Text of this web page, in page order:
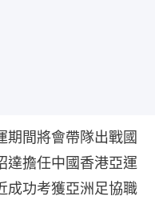
期間將會帶隊出戰國
達擔任中國香港亞運
成功考獲亞洲足協職